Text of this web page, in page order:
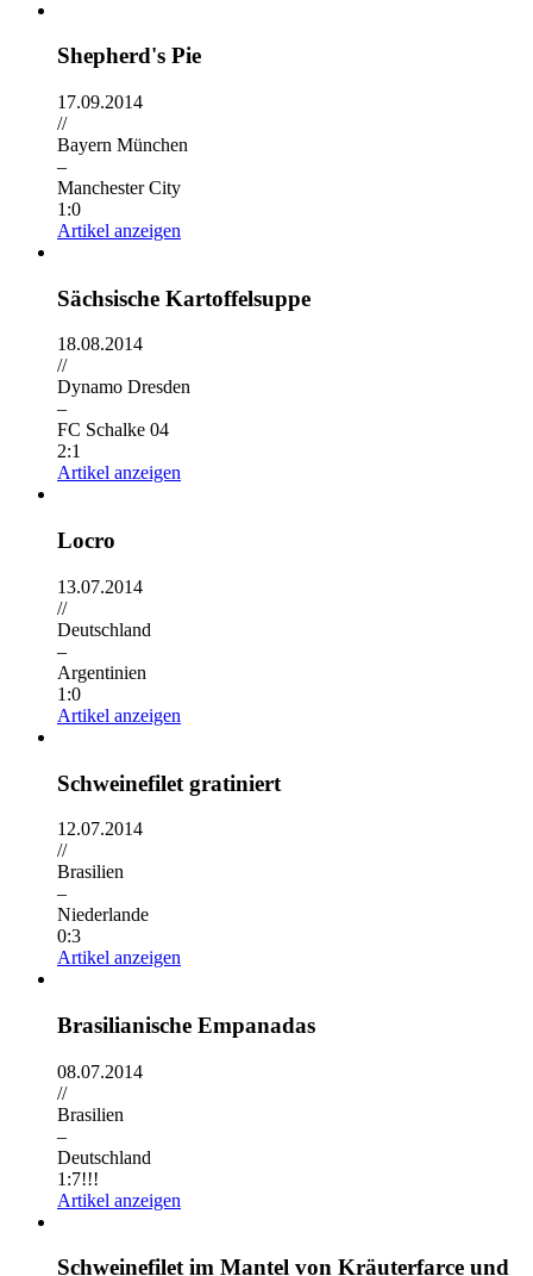
Shepherd's Pie
17.09.2014
//
Bayern München
–
Manchester City
1:0
Artikel anzeigen
Sächsische Kartoffelsuppe
18.08.2014
//
Dynamo Dresden
–
FC Schalke 04
2:1
Artikel anzeigen
Locro
13.07.2014
//
Deutschland
–
Argentinien
1:0
Artikel anzeigen
Schweinefilet gratiniert
12.07.2014
//
Brasilien
–
Niederlande
0:3
Artikel anzeigen
Brasilianische Empanadas
08.07.2014
//
Brasilien
–
Deutschland
1:7!!!
Artikel anzeigen
Schweinefilet im Mantel von Kräuterfarce und